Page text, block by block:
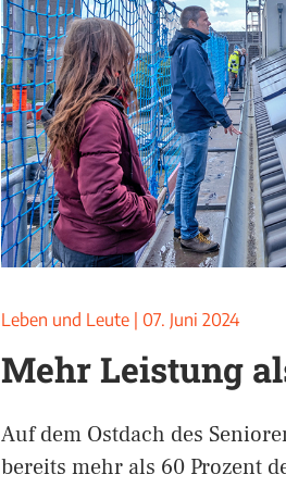
Leben und Leute 07. Juni 2024
Mehr Leistung
Auf dem Ostdach des
bereits mehr als 60 Prozent